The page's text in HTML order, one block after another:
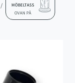
/
MÖBELTASS
OVAN PÅ